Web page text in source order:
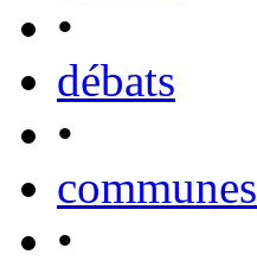
•
débats
•
communes
•